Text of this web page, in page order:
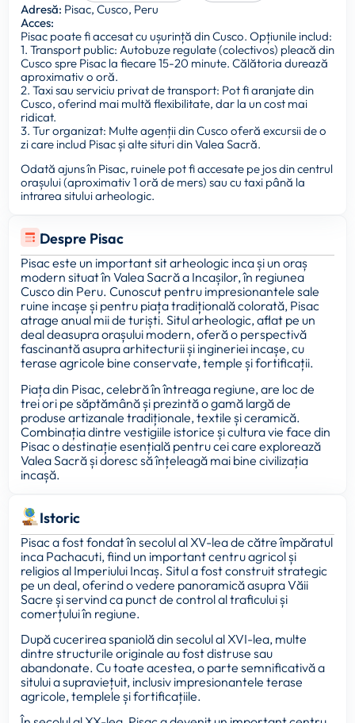
Despre Pisac
Pisac este un important sit arheologic inca și un oraș
modern situat în Valea Sacră a Incașilor, în regiunea
Cusco din Peru. Cunoscut pentru impresionantele sale
ruine incașe și pentru piața tradițională colorată, Pisac
atrage anual mii de turiști. Situl arheologic, aflat pe un
deal deasupra orașului modern, oferă o perspectivă
fascinantă asupra arhitecturii și ingineriei incașe, cu
terase agricole bine conservate, temple și fortificații.
Piața din Pisac, celebră în întreaga regiune, are loc de
trei ori pe săptămână și prezintă o gamă largă de
produse artizanale tradiționale, textile și ceramică.
Combinația dintre vestigiile istorice și cultura vie face din
Pisac o destinație esențială pentru cei care explorează
Valea Sacră și doresc să înțeleagă mai bine civilizația
incașă.
Istoric
Pisac a fost fondat în secolul al XV-lea de către împăratul
inca Pachacuti, fiind un important centru agricol și
religios al Imperiului Incaș. Situl a fost construit strategic
pe un deal, oferind o vedere panoramică asupra Văii
Sacre și servind ca punct de control al traficului și
comerțului în regiune.
După cucerirea spaniolă din secolul al XVI-lea, multe
dintre structurile originale au fost distruse sau
abandonate. Cu toate acestea, o parte semnificativă a
sitului a supraviețuit, inclusiv impresionantele terase
agricole, templele și fortificațiile.
Adresă: Pisac, Cusco, Peru
Acces:
Pisac poate fi accesat cu ușurință din Cusco. Opțiunile includ:
1. Transport public: Autobuze regulate (colectivos) pleacă din
Cusco spre Pisac la fiecare 15-20 minute. Călătoria durează
aproximativ o oră.
2. Taxi sau serviciu privat de transport: Pot fi aranjate din
Cusco, oferind mai multă flexibilitate, dar la un cost mai
ridicat.
3. Tur organizat: Multe agenții din Cusco oferă excursii de o
zi care includ Pisac și alte situri din Valea Sacră.
Odată ajuns în Pisac, ruinele pot fi accesate pe jos din centrul
orașului (aproximativ 1 oră de mers) sau cu taxi până la
intrarea sitului arheologic.